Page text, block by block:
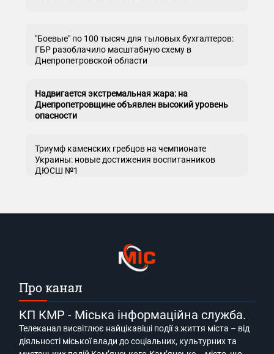
"Боевые" по 100 тысяч для тыловых бухгалтеров:
ГБР разоблачило масштабную схему в
Днепропетровской области
Надвигается экстремальная жара: на
Днепропетровщине объявлен высокий уровень
опасности
Триумф каменских гребцов на чемпионате
Украины: новые достижения воспитанников
ДЮСШ №1
Про канал
КП КМР - Міська інформаційна служба.
Телеканал висвітлює найцікавіші події з життя міста – від
діяльності міської влади до соціальних, культурних та